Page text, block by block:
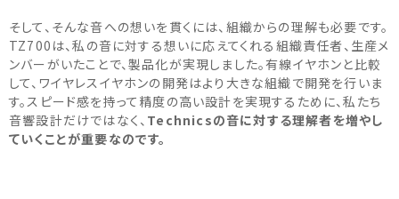
そして、そんな音への想いを貫くには、組織からの理解も必要です。
TZ700は、私の音に対する想いに応えてくれる組織責任者、生産メ
ンバーがいたことで、製品化が実現しました。有線イヤホンと比較
して、ワイヤレスイヤホンの開発はより大きな組織で開発を行いま
す。スピード感を持って精度の高い設計を実現するために、私たち
音響設計だけではなく、 Technicsの音に対する理解者を増やし
ていくことが重要なのです。